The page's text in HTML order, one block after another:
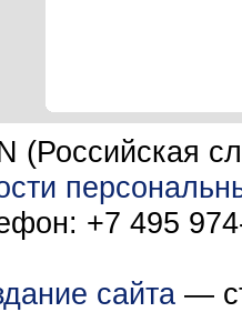
(Российская
+7 495
сайта —